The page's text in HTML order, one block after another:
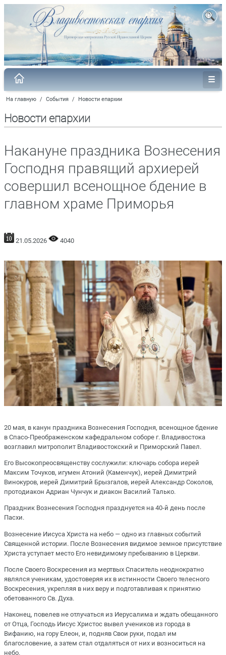
На главную / События / Новости епархии
Новости епархии
Накануне праздника Вознесения
Господня правящий архиерей
совершил всенощное бдение в
главном храме Приморья
21.05.2026 4040
20 мая, в канун праздника Вознесения Господня, всенощное бдение
в Спасо-Преображенском кафедральном соборе г. Владивостока
возглавил митрополит Владивостокский и Приморский Павел.
Его Высокопреосвященству сослужили: ключарь собора иерей
Максим Точуков, игумен Атоний (Каменчук), иерей Димитрий
Винокуров, иерей Димитрий Брызгалов, иерей Александр Соколов,
протодиакон Адриан Чунчук и диакон Василий Талько.
Праздник Вознесения Господня празднуется на 40-й день после
Пасхи.
Вознесение Иисуса Христа на небо — одно из главных событий
Священной истории. После Вознесения видимое земное присутствие
Христа уступает место Его невидимому пребыванию в Церкви.
После Своего Воскресения из мертвых Спаситель неоднократно
являлся ученикам, удостоверяя их в истинности Своего телесного
Воскресения, укрепляя в них веру и подготавливая к принятию
обетованного Св. Духа.
Наконец, повелев не отлучаться из Иерусалима и ждать обещанного
от Отца, Господь Иисус Христос вывел учеников из города в
Вифанию, на гору Елеон, и, подняв Свои руки, подал им
благословение, а затем стал отдаляться от них и возноситься на
небо.